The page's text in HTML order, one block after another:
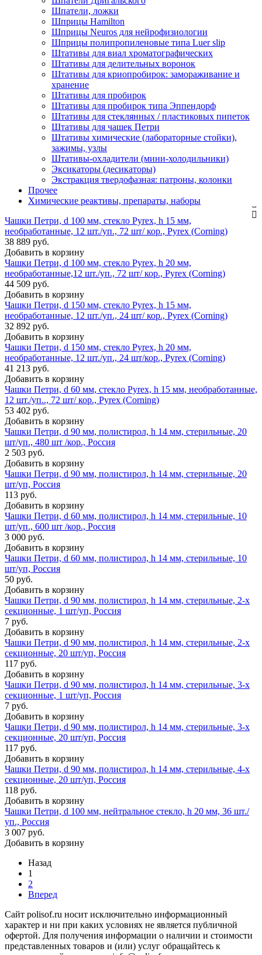
Шпатели, ложки
Шприцы Hamilton
Шприцы Neuros для нейрофизиологии
Шприцы полипропиленовые типа Luer slip
Штативы для виал хроматографических
Штативы для делительных воронок
Штативы для криопробирок: замораживание и
хранение
Штативы для пробирок
Штативы для пробирок типа Эппендорф
Штативы для стеклянных / пластиковых пипеток
Штативы для чашек Петри
Штативы химические (лабораторные стойки),
зажимы, узлы
Штативы-охладители (мини-холодильники)
Эксикаторы (десикаторы)
Экстракция твердофазная: патроны, колонки
Прочее
Химические реактивы, препараты, наборы
Чашки Петри, d 100 мм, стекло Pyrex, h 15 мм,
необработанные, 12 шт./уп., 72 шт/ кор., Pyrex (Corning)
38 889 руб.
Добавить в корзину
Чашки Петри, d 100 мм, стекло Pyrex, h 20 мм,
необработанные,12 шт./уп., 72 шт/ кор., Pyrex (Corning)
44 509 руб.
Добавить в корзину
Чашки Петри, d 150 мм, стекло Pyrex, h 15 мм,
необработанные, 12 шт./уп., 24 шт/ кор., Pyrex (Corning)
32 892 руб.
Добавить в корзину
Чашки Петри, d 150 мм, стекло Pyrex, h 20 мм,
необработанные, 12 шт./уп., 24 шт/кор., Pyrex (Corning)
41 213 руб.
Добавить в корзину
Чашки Петри, d 60 мм, стекло Pyrex, h 15 мм, необработанные,
12 шт./уп.., 72 шт/ кор., Pyrex (Corning)
53 402 руб.
Добавить в корзину
Чашки Петри, d 90 мм, полистирол, h 14 мм, стерильные, 20
шт/уп., 480 шт /кор., Россия
2 503 руб.
Добавить в корзину
Чашки Петри, d 90 мм, полистирол, h 14 мм, стерильные, 20
шт/уп, Россия
113 руб.
Добавить в корзину
Чашки Петри, d 60 мм, полистирол, h 14 мм, стерильные, 10
шт/уп., 600 шт /кор., Россия
3 000 руб.
Добавить в корзину
Чашки Петри, d 60 мм, полистирол, h 14 мм, стерильные, 10
шт/уп, Россия
50 руб.
Добавить в корзину
Чашки Петри, d 90 мм, полистирол, h 14 мм, стерильные, 2-х
секционные, 1 шт/уп, Россия
7 руб.
Добавить в корзину
Чашки Петри, d 90 мм, полистирол, h 14 мм, стерильные, 2-х
секционные, 20 шт/уп, Россия
117 руб.
Добавить в корзину
Чашки Петри, d 90 мм, полистирол, h 14 мм, стерильные, 3-х
секционные, 1 шт/уп, Россия
7 руб.
Добавить в корзину
Чашки Петри, d 90 мм, полистирол, h 14 мм, стерильные, 3-х
секционные, 20 шт/уп, Россия
117 руб.
Добавить в корзину
Чашки Петри, d 90 мм, полистирол, h 14 мм, стерильные, 4-х
секционные, 20 шт/уп, Россия
118 руб.
Добавить в корзину
Чашки Петри, d 100 мм, нейтральное стекло, h 20 мм, 36 шт./
уп., Россия
3 007 руб.
Добавить в корзину
Назад
1
2
Вперед
Сайт polisof.ru носит исключительно информационный
характер и ни при каких условиях не является публичной
офертой. Для получения информации о наличии и стоимости
представленных товаров и (или) услуг обращайтесь к